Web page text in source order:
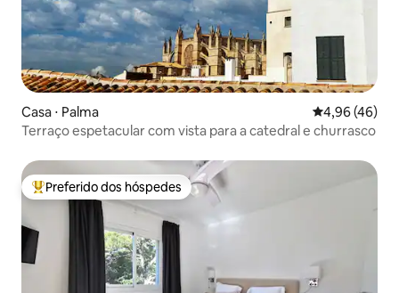
Casa ⋅ Palma 4,96 de uma
4,96 (46)
Terraço espetacular com vista para a catedral e churrasco
Entre os melhores preferidos dos hóspedes
Preferido dos hóspedes